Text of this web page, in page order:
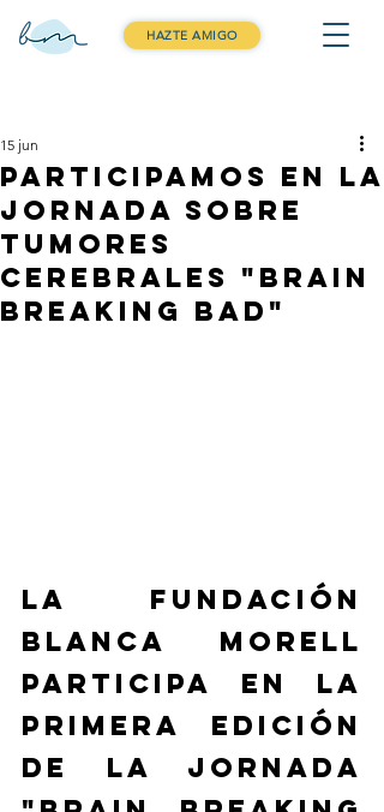
HAZTE AMIGO
Participamos en la
Jornada sobre
tumores
cerebrales "Brain
Breaking Bad"
15 jun
La Fundación
Blanca Morell
participa en la
primera edición
de la jornada